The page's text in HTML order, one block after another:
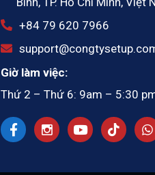
‪+84 79 620 7966
Giờ làm việc:
Thứ 2 – Thứ 6: 9am – 5:30